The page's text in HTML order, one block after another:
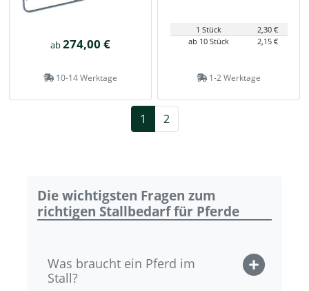
ab274,00 €
10-14 Werktage
1 Stück
2,30 €
ab 10 Stück
2,15 €
1-2 Werktage
1 2
Die wichtigsten Fragen zum
richtigen Stallbedarf für Pferde
Was braucht ein Pferd im
Stall?